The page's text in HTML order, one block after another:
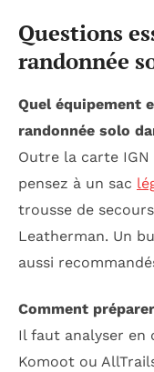
Questions
randonnée
Quel équipement
randonnée solo
Outre la carte
pensez à un sac
trousse de
Leatherman. Un
aussi
Comment
Il faut analyser en
Komoot ou